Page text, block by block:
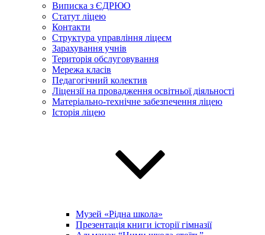
Виписка з ЄДРЮО
Статут ліцею
Контакти
Структура управління ліцеєм
Зарахування учнів
Територія обслуговування
Мережа класів
Педагогічний колектив
Ліцензії на провадження освітньої діяльності
Матеріально-технічне забезпечення ліцею
Історія ліцею
Музей «Рідна школа»
Презентація книги історії гімназії